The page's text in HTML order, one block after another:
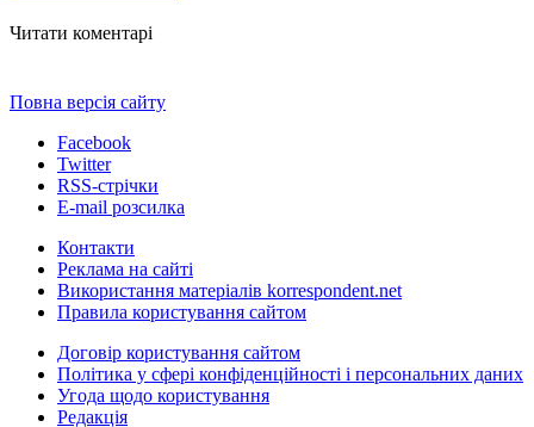
Читати коментарі
Повна версія сайту
Facebook
Twitter
RSS-стрічки
E-mail розсилка
Контакти
Реклама на сайті
Використання матеріалів korrespondent.net
Правила користування сайтом
Договір користування сайтом
Політика у сфері конфіденційності і персональних даних
Угода щодо користування
Редакція